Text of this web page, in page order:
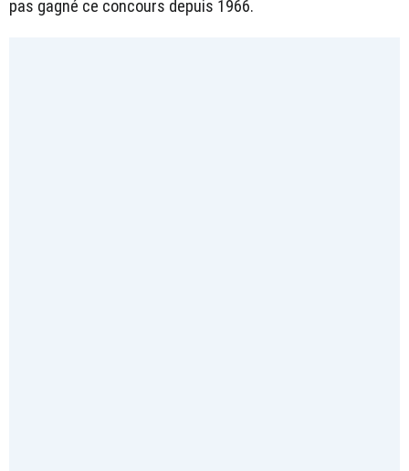
pas gagné ce concours depuis 1966.